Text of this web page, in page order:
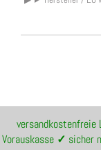
versandkostenfreie
Vorauskasse ✓ sicher